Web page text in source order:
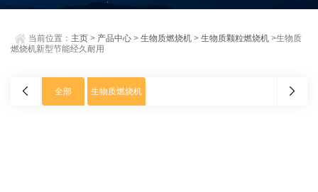
当前位置： 主页 > 产品中心 >生物质燃烧机 >生物质颗粒燃烧机 >生物质
燃烧机新型节能经久耐用
全部 生物质燃烧机